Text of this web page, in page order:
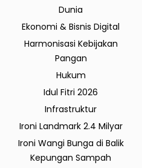
Dunia
Ekonomi & Bisnis Digital
Harmonisasi Kebijakan
Pangan
Hukum
Idul Fitri 2026
Infrastruktur
Ironi Landmark 2.4 Milyar
Ironi Wangi Bunga di Balik
Kepungan Sampah